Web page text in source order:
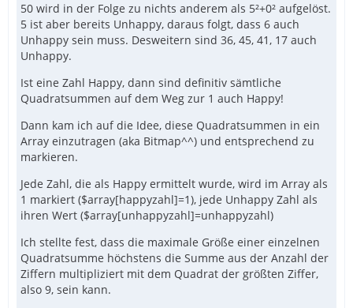
50 wird in der Folge zu nichts anderem als 5²+0² aufgelöst.
5 ist aber bereits Unhappy, daraus folgt, dass 6 auch
Unhappy sein muss. Desweitern sind 36, 45, 41, 17 auch
Unhappy.
Ist eine Zahl Happy, dann sind definitiv sämtliche
Quadratsummen auf dem Weg zur 1 auch Happy!
Dann kam ich auf die Idee, diese Quadratsummen in ein
Array einzutragen (aka Bitmap^^) und entsprechend zu
markieren.
Jede Zahl, die als Happy ermittelt wurde, wird im Array als
1 markiert ($array[happyzahl]=1), jede Unhappy Zahl als
ihren Wert ($array[unhappyzahl]=unhappyzahl)
Ich stellte fest, dass die maximale Größe einer einzelnen
Quadratsumme höchstens die Summe aus der Anzahl der
Ziffern multipliziert mit dem Quadrat der größten Ziffer,
also 9, sein kann.